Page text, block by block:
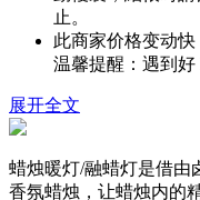
止。
此商家价格变动
温馨提醒：遇到好
展开全文
蜡烛暖灯/融蜡灯是借由
香氛蜡烛，让蜡烛内的